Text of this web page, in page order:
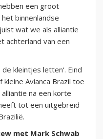
een groot
binnenlandse
wat we als alliantie
achterland van een
kleintjes letten'. Eind
Avianca Brazil toe
na een korte
tot een uitgebreid
met Mark Schwab